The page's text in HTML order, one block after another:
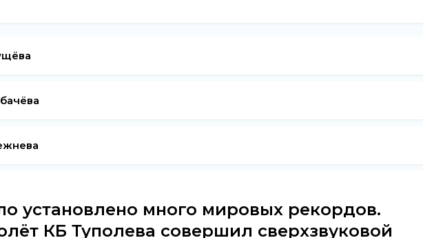
установлено много мировых рекордов.
КБ Туполева совершил сверхзвуковой